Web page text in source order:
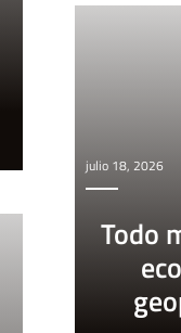
julio 18, 2026
Todo